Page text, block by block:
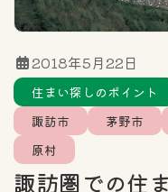
北信エリア
中信エリア
フリーワード検索
住まい探しのポイント
諏訪市
茅野市
原村
諏訪圏での住
2018年5月22日